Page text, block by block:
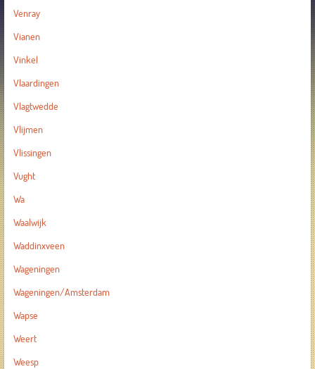
Venray
Vianen
Vinkel
Vlaardingen
Vlagtwedde
Vlijmen
Vlissingen
Vught
Wa
Waalwijk
Waddinxveen
Wageningen
Wageningen/Amsterdam
Wapse
Weert
Weesp